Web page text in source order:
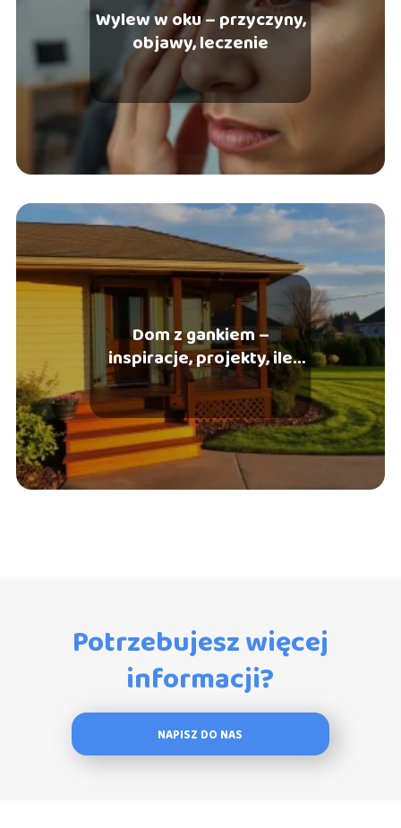
Wylew w oku – przyczyny,
objawy, leczenie
Dom z gankiem –
inspiracje, projekty, ile
kosztuje budowa
Potrzebujesz więcej
informacji?
NAPISZ DO NAS